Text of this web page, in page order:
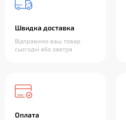
Швидка доставка
Відправимо ваш товар
сьогодні або завтра
Оплата